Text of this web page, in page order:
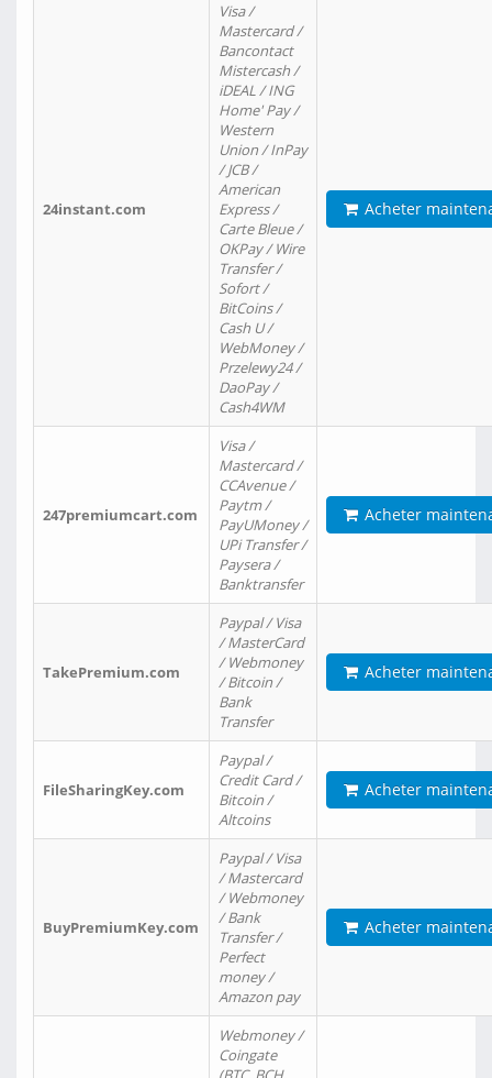
24instant.com
Visa /
Mastercard /
Bancontact
Mistercash /
iDEAL / ING
Home' Pay /
Western
Union / InPay
/ JCB /
American
Express /
Carte Bleue /
OKPay / Wire
Transfer /
Sofort /
BitCoins /
Cash U /
WebMoney /
Przelewy24 /
DaoPay /
Cash4WM
Acheter
247premiumcart.com
Visa /
Mastercard /
CCAvenue /
Paytm /
PayUMoney /
UPi Transfer /
Paysera /
Banktransfer
Acheter
TakePremium.com
Paypal / Visa
/ MasterCard
/ Webmoney
/ Bitcoin /
Bank
Transfer
Acheter
FileSharingKey.com
Paypal /
Credit Card /
Bitcoin /
Altcoins
Acheter
BuyPremiumKey.com
Paypal / Visa
/ Mastercard
/ Webmoney
/ Bank
Transfer /
Perfect
money /
Amazon pay
Acheter
Webmoney /
Coingate